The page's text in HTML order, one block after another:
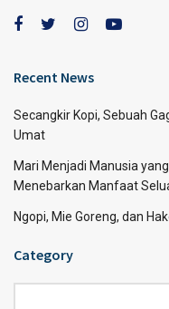
Recent News
Secangkir Kopi, Sebuah
Umat
Mari Menjadi Manusia
Menebarkan Manfaat
Ngopi, Mie Goreng, dan
Category